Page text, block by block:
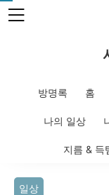
본문 바로가기
방명록 홈
나의 일상
지름 & 득
일상